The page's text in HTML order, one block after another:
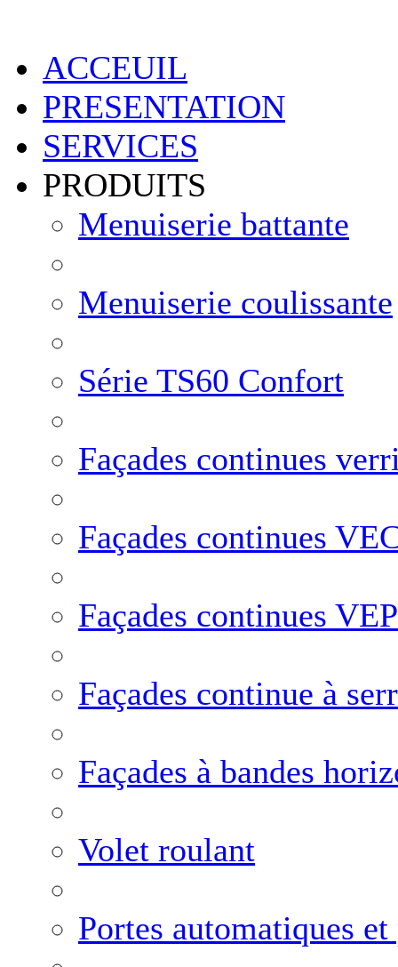
ACCEUIL
PRESENTATION
SERVICES
PRODUITS
Menuiserie battante
Menuiserie coulissante
Série TS60 Confort
Façades continues
Façades continues
Façades continues VEP
Façades continue à
Façades à bandes
Volet roulant
Portes automatiques et